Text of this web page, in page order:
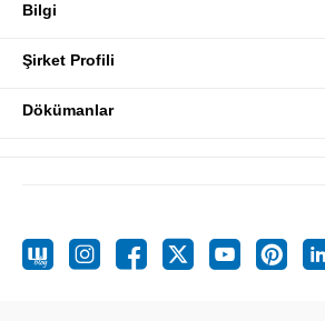
Bilgi
Şirket Profili
Dökümanlar